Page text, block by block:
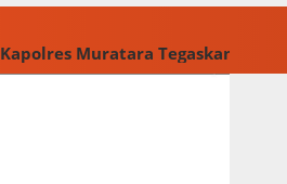
Kapolres Muratara Tegaskan